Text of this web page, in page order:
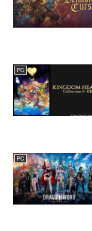
PC
PC